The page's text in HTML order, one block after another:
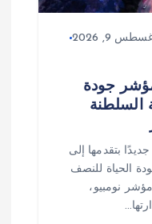
9, 2026
مؤشر جودة
السلطنة
بتقدمها إلى
الحياة للنصف
عن مؤشر نومبيو،